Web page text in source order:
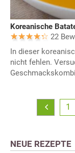
Koreanische
22
In dieser
nicht fehlen.
1
NEUE REZEPTE